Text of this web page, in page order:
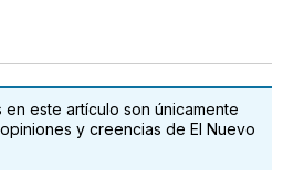
este artículo son únicamente
y creencias de El Nuevo